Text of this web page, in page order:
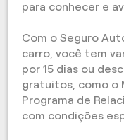
para conhecer e
Com o Seguro
carro, você tem
por 15 dias ou
gratuitos, como o
Programa de
com condições